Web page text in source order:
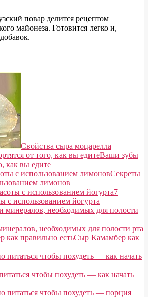
повар делится рецептом
майонеза. Готовится легко и,
Свойства сыра моцарелла
Ваши зубы
как вы едите
Секреты
лимонов
7
с использованием йогурта
необходимых для полости рта
Сыр Камамбер как
чтобы похудеть — как начать